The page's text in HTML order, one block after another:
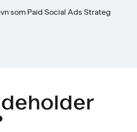
som Paid Social Ads Strateg